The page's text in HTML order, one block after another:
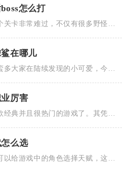
怎么打
关卡非常难过，不仅有很多野怪，
在哪儿
多大家在陆续发现的小可爱，今天
厉害
典并且很热门的游戏了。其凭借
么选
给游戏中的角色选择天赋，这些